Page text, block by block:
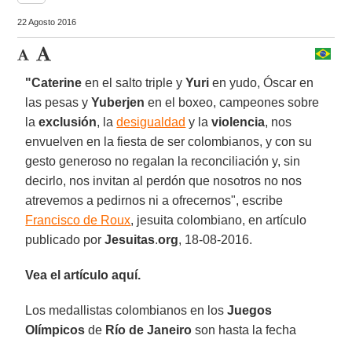
22 Agosto 2016
"Caterine en el salto triple yYuri en yudo, Óscar en
las pesas yYuberjen en el boxeo, campeones sobre
laexclusión, ladesigualdad y laviolencia, nos
envuelven en la fiesta de ser colombianos, y con su
gesto generoso no regalan la reconciliación y, sin
decirlo, nos invitan al perdón que nosotros no nos
atrevemos a pedirnos ni a ofrecernos", escribe
Francisco de Roux, jesuita colombiano, en artículo
publicado porJesuitas.org, 18-08-2016.
Vea el artículo aquí.
Los medallistas colombianos en losJuegos
Olímpicos de Río de Janeiro son hasta la fecha